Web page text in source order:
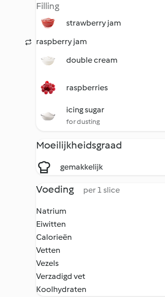
Filling
strawberry jam
raspberry jam
double cream
raspberries
icing sugar
for dusting
Moeilijkheidsgraad
gemakkelijk
Voeding per 1 slice
Natrium
Eiwitten
Calorieën
Vetten
Vezels
Verzadigd vet
Koolhydraten